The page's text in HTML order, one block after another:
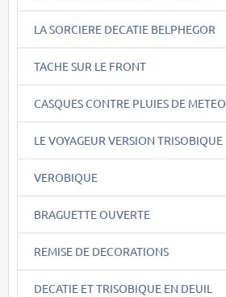
LA SORCIERE DECATIE BELPHEGOR
TACHE SUR LE FRONT
CASQUES CONTRE PLUIES DE METEO
LE VOYAGEUR VERSION TRISOBIQUE
VEROBIQUE
BRAGUETTE OUVERTE
REMISE DE DECORATIONS
DECATIE ET TRISOBIQUE EN DEUIL